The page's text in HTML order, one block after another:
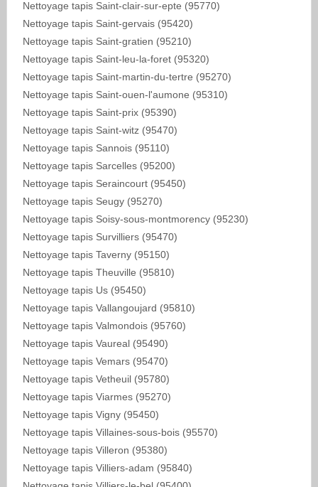
Nettoyage tapis Saint-clair-sur-epte (95770)
Nettoyage tapis Saint-gervais (95420)
Nettoyage tapis Saint-gratien (95210)
Nettoyage tapis Saint-leu-la-foret (95320)
Nettoyage tapis Saint-martin-du-tertre (95270)
Nettoyage tapis Saint-ouen-l'aumone (95310)
Nettoyage tapis Saint-prix (95390)
Nettoyage tapis Saint-witz (95470)
Nettoyage tapis Sannois (95110)
Nettoyage tapis Sarcelles (95200)
Nettoyage tapis Seraincourt (95450)
Nettoyage tapis Seugy (95270)
Nettoyage tapis Soisy-sous-montmorency (95230)
Nettoyage tapis Survilliers (95470)
Nettoyage tapis Taverny (95150)
Nettoyage tapis Theuville (95810)
Nettoyage tapis Us (95450)
Nettoyage tapis Vallangoujard (95810)
Nettoyage tapis Valmondois (95760)
Nettoyage tapis Vaureal (95490)
Nettoyage tapis Vemars (95470)
Nettoyage tapis Vetheuil (95780)
Nettoyage tapis Viarmes (95270)
Nettoyage tapis Vigny (95450)
Nettoyage tapis Villaines-sous-bois (95570)
Nettoyage tapis Villeron (95380)
Nettoyage tapis Villiers-adam (95840)